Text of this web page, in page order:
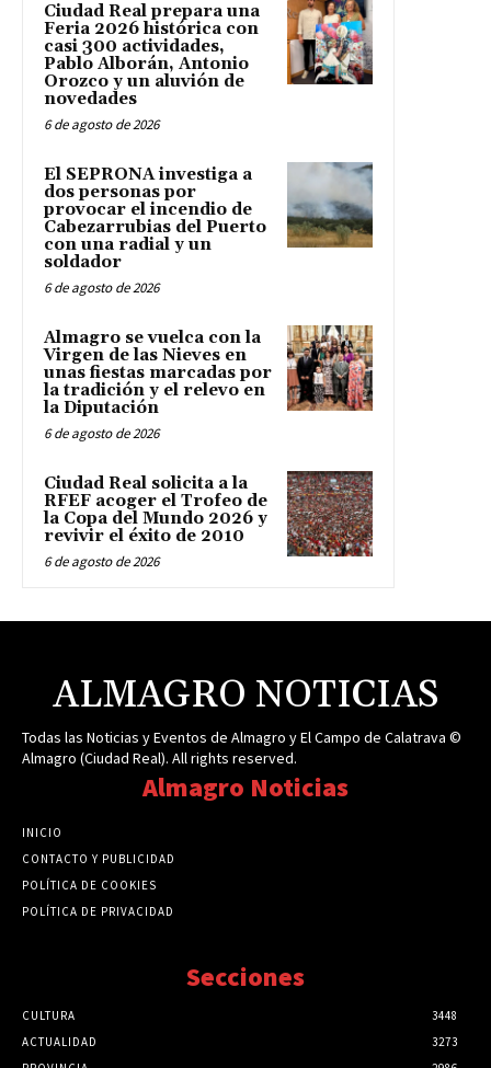
Ciudad Real prepara una
Feria 2026 histórica con
casi 300 actividades,
Pablo Alborán, Antonio
Orozco y un aluvión de
novedades
6 de agosto de 2026
El SEPRONA investiga a
dos personas por
provocar el incendio de
Cabezarrubias del Puerto
con una radial y un
soldador
6 de agosto de 2026
Almagro se vuelca con la
Virgen de las Nieves en
unas fiestas marcadas por
la tradición y el relevo en
la Diputación
6 de agosto de 2026
Ciudad Real solicita a la
RFEF acoger el Trofeo de
la Copa del Mundo 2026 y
revivir el éxito de 2010
6 de agosto de 2026
ALMAGRO NOTICIAS
Todas las Noticias y Eventos de Almagro y El Campo de Calatrava ©
Almagro (Ciudad Real). All rights reserved.
Almagro Noticias
INICIO
CONTACTO Y PUBLICIDAD
POLÍTICA DE COOKIES
POLÍTICA DE PRIVACIDAD
Secciones
CULTURA
3448
ACTUALIDAD
3273